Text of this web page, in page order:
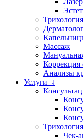
Трихология
Массаж
Коррекция
Анализы
Услуги ↓
Чек-